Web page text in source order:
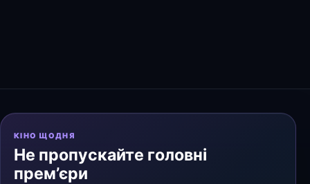
КІНО ЩОДНЯ
Не пропускайте головні
прем’єри